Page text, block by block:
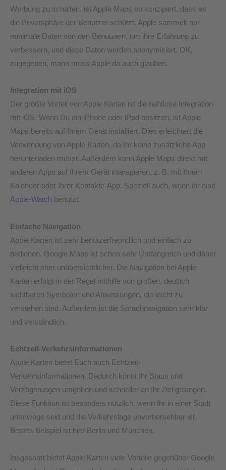
Werbung zu schalten, ist Apple Maps so konzipiert, dass es
die Privatsphäre der Benutzer schützt. Apple sammelt nur
minimale Daten von den Benutzern, um ihre Erfahrung zu
verbessern, und diese Daten werden anonymisiert. OK,
zugegeben, mann muss Apple da auch glauben.
Integration mit iOS
Der größte Vorteil von Apple Karten ist die nahtlose Integration
mit iOS. Wenn Du ein iPhone oder iPad besitzen, ist Apple
Maps bereits auf Ihrem Gerät installiert. Dies erleichtert die
Verwendung von Apple Karten, da Ihr keine zusätzliche App
herunterladen müsst. Außerdem kann Apple Maps direkt mit
anderen Apps auf Ihrem Gerät interagieren, z. B. mit Ihrem
Kalender oder Ihrer Kontakte-App. Speziell auch, wenn ihr eine
Apple-Watch benutzt.
Einfache Navigation
Apple Karten ist sehr benutzerfreundlich und einfach zu
bedienen. Google Maps ist schon sehr Umfangreich und daher
vielleicht eher unübersichtlicher. Die Navigation bei Apple
Karten erfolgt in der Regel mithilfe von großen, deutlich
sichtbaren Symbolen und Anweisungen, die leicht zu
verstehen sind. Außerdem ist die Sprachnavigation sehr klar
und verständlich.
Echtzeit-Verkehrsinformationen
Apple Karten bietet Euch auch Echtzeit-
Verkehrsinformationen. Dadurch könnt Ihr Staus und
Verzögerungen umgehen und schneller an Ihr Ziel gelangen.
Diese Funktion ist besonders nützlich, wenn Ihr in einer Stadt
unterwegs seid und die Verkehrslage unvorhersehbar ist.
Bestes Beispiel ist hier Berlin und München.
Insgesamt bietet Apple Karten viele Vorteile gegenüber Google